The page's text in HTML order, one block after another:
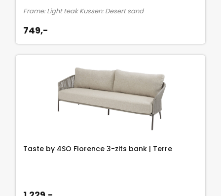
Frame: Light teak Kussen: Desert sand
749,-
Taste by 4SO Florence 3-zits bank | Terre